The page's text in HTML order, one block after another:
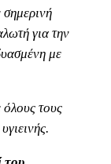
για την
με
τους